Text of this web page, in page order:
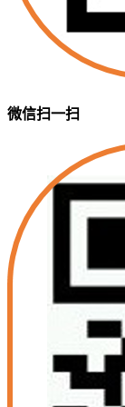
微信扫一扫